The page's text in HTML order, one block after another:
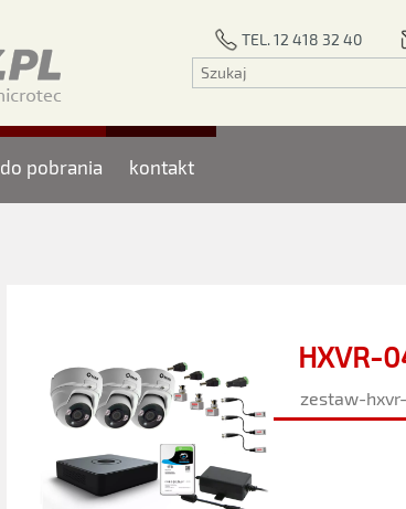
TEL. 12 418 32 40
do pobrania kontakt
HXVR-
zestaw-